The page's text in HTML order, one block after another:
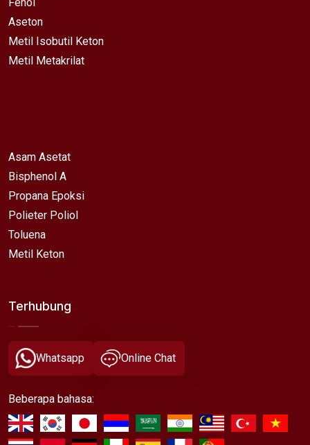
Aseton
Metil Isobutil Keton
Metil Metakrilat
Asam Asetat
Bisphenol A
Propana Epoksi
Polieter Poliol
Toluena
Metil Keton
Terhubung
Whatsapp Online Chat
Beberapa bahasa: